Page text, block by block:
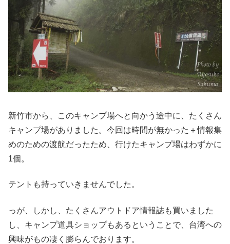
新竹市から、このキャンプ場へと向かう途中に、たくさん
キャンプ場がありました。今回は時間が無かった＋情報集
めのための渡航だったため、行けたキャンプ場はわずかに
1個。
テントも持っていきませんでした。
っが、しかし、たくさんアウトドア情報誌も買いました
し、キャンプ道具ショップもあるということで、台湾への
興味がもの凄く膨らんでおります。